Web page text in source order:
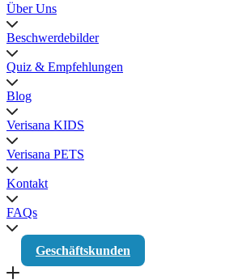
Über Uns
Beschwerdebilder
Quiz & Empfehlungen
Blog
Verisana KIDS
Verisana PETS
Kontakt
FAQs
Geschäftskunden